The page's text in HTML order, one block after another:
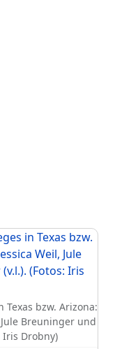
bzw. Arizona:
Breuninger und
Iris Drobny)